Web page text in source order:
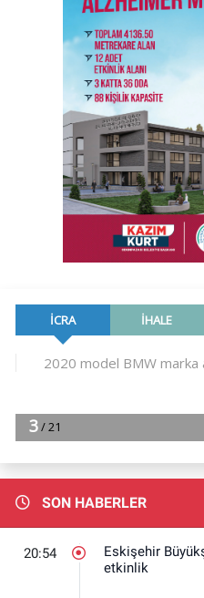
SON HABERLER
20:54
Eskişehir
etkinlik